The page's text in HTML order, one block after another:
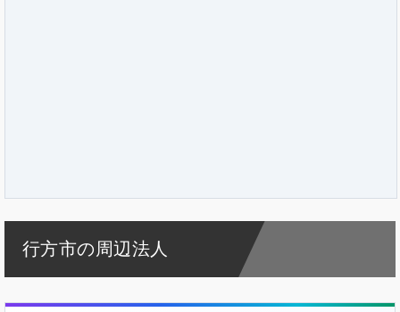
行方市の周辺法人